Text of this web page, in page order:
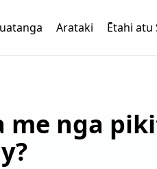
Arataki Ētahi atu
me nga